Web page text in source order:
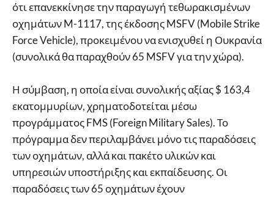
ότι επανεκκίνησε την παραγωγή τεθωρακισμένων
οχημάτων M-1117, της έκδοσης MSFV (Mobile Strike
Force Vehicle), προκειμένου να ενισχυθεί η Ουκρανία
(συνολικά θα παραχθούν 65 MSFV για την χώρα).
Η σύμβαση, η οποία είναι συνολικής αξίας $ 163,4
εκατομμυρίων, χρηματοδοτείται μέσω
προγράμματος FMS (Foreign Military Sales). Το
πρόγραμμα δεν περιλαμβάνει μόνο τις παραδόσεις
των οχημάτων, αλλά και πακέτο υλικών και
υπηρεσιών υποστήριξης και εκπαίδευσης. Οι
παραδόσεις των 65 οχημάτων έχουν